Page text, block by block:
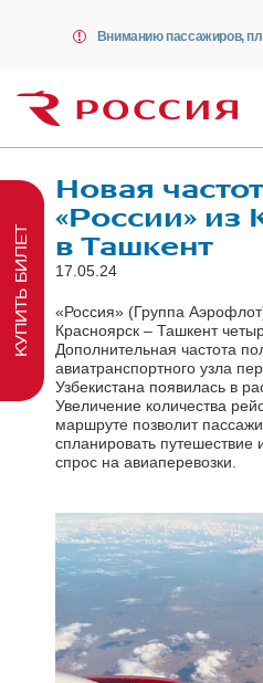
Вниманию пассажиров,
Новая
«России» из
в Ташкент
17.05.24
«Россия» (Группа
Красноярск – Ташкент
Дополнительная частота
авиатранспортного узла
Узбекистана появилась в
Увеличение количества
маршруте позволит
спланировать
спрос на авиаперевозки.
КУПИТЬ БИЛЕТ